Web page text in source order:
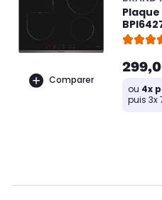
Comparer
Plaque
ou 4x
puis 3x